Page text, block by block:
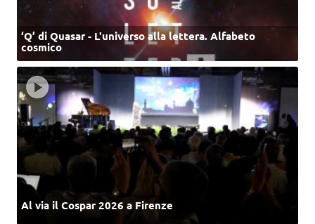
‘Q’ di Quasar - L'universo alla lettera. Alfabeto
cosmico
Al via il Cospar 2026 a Firenze